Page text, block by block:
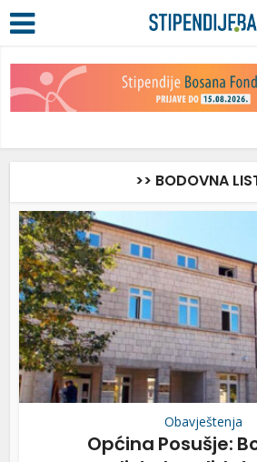
>> BODOVNA
Obavještenja
Općina Posušje: